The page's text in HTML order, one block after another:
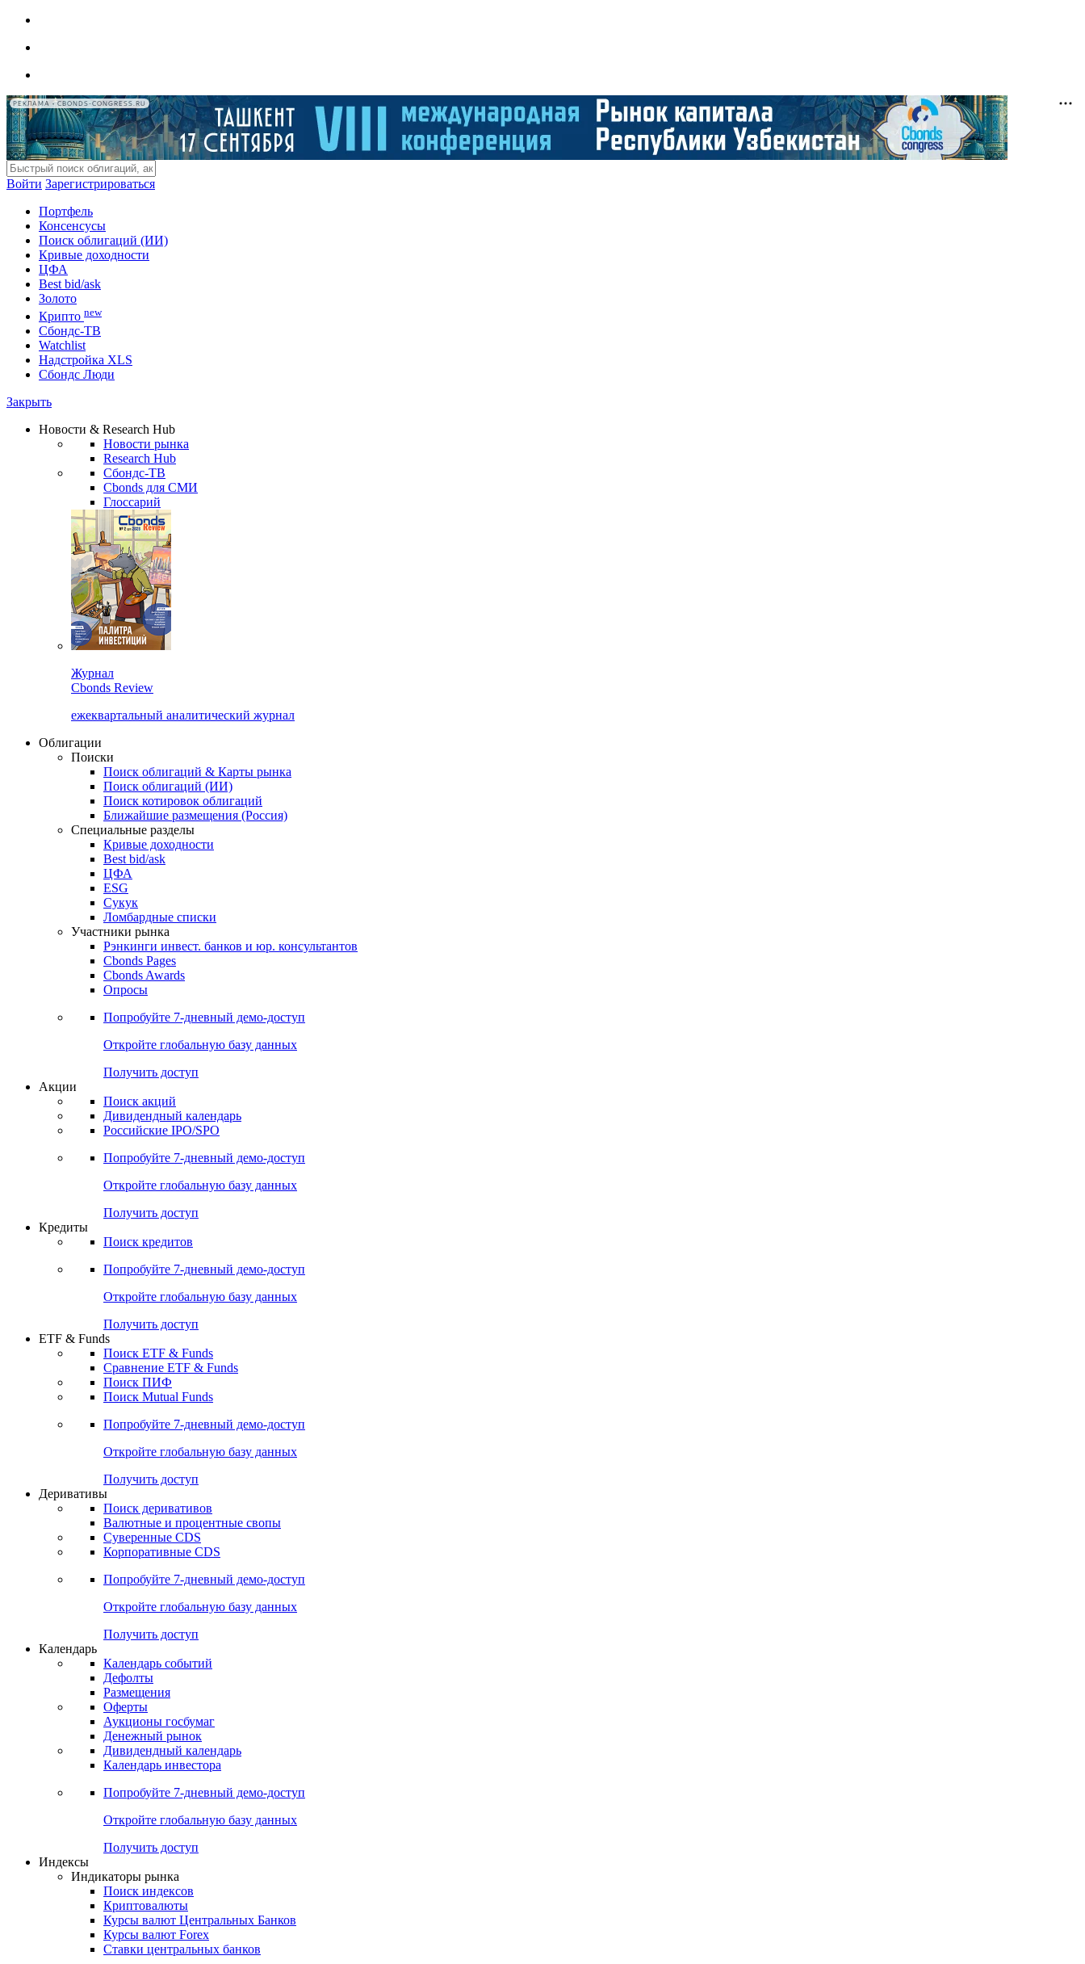
РЕКЛАМА • CBONDS-CONGRESS.RU
Войти Зарегистрироваться
Портфель
Консенсусы
Поиск облигаций (ИИ)
Кривые доходности
ЦФА
Best bid/ask
Золото
Крипто new
Сбондс-ТВ
Watchlist
Надстройка XLS
Сбондс Люди
Закрыть
Новости & Research Hub
Новости рынка
Research Hub
Сбондс-ТВ
Cbonds для СМИ
Глоссарий
Журнал
Cbonds Review
ежеквартальный аналитический журнал
Облигации
Поиски
Поиск облигаций & Карты рынка
Поиск облигаций (ИИ)
Поиск котировок облигаций
Ближайшие размещения (Россия)
Специальные разделы
Кривые доходности
Best bid/ask
ЦФА
ESG
Сукук
Ломбардные списки
Участники рынка
Рэнкинги инвест. банков и юр. консультантов
Cbonds Pages
Cbonds Awards
Опросы
Попробуйте 7-дневный демо-доступ
Откройте глобальную базу данных
Получить доступ
Акции
Поиск акций
Дивидендный календарь
Российские IPO/SPO
Попробуйте 7-дневный демо-доступ
Откройте глобальную базу данных
Получить доступ
Кредиты
Поиск кредитов
Попробуйте 7-дневный демо-доступ
Откройте глобальную базу данных
Получить доступ
ETF & Funds
Поиск ETF & Funds
Сравнение ETF & Funds
Поиск ПИФ
Поиск Mutual Funds
Попробуйте 7-дневный демо-доступ
Откройте глобальную базу данных
Получить доступ
Деривативы
Поиск деривативов
Валютные и процентные свопы
Суверенные CDS
Корпоративные CDS
Попробуйте 7-дневный демо-доступ
Откройте глобальную базу данных
Получить доступ
Календарь
Календарь событий
Дефолты
Размещения
Оферты
Аукционы госбумаг
Денежный рынок
Дивидендный календарь
Календарь инвестора
Попробуйте 7-дневный демо-доступ
Откройте глобальную базу данных
Получить доступ
Индексы
Индикаторы рынка
Поиск индексов
Криптовалюты
Курсы валют Центральных Банков
Курсы валют Forex
Ставки центральных банков